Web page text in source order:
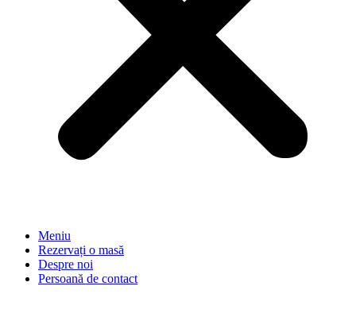
Meniu
Rezervați o masă
Despre noi
Persoană de contact